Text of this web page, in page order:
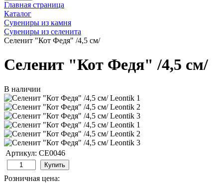
Главная страница
Каталог
Сувениры из камня
Сувениры из селенита
Селенит "Кот Федя" /4,5 см/
Селенит "Кот Федя" /4,5 см/
В наличии
Артикул: СЕ0046
Купить
Розничная цена: